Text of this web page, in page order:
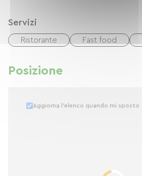
Servizi
Ristorante Fast food
Posizione
Aggiorna l'elenco quando mi sposto